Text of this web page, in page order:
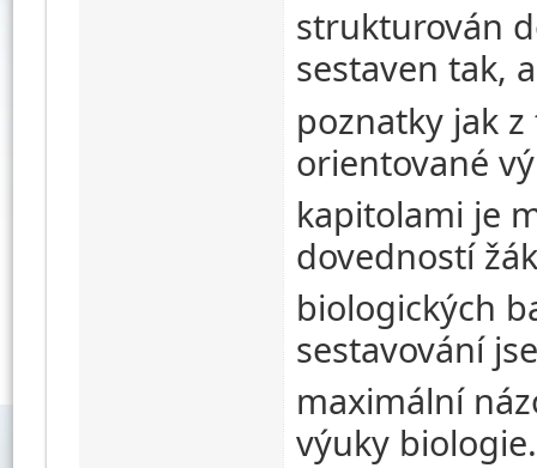
strukturován
sestaven tak,
poznatky jak
orientované
kapitolami je
dovedností
biologických
sestavování
maximální
výuky biologie.